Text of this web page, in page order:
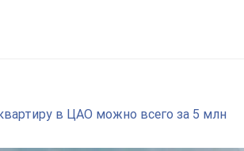
в ЦАО можно всего за 5 млн